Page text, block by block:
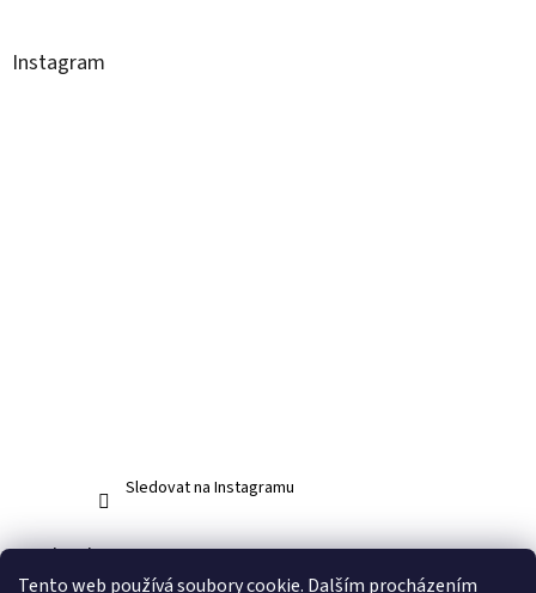
Tento web používá soubory cookie. Dalším procházením
Instagram
Sledovat na Instagramu
Facebook